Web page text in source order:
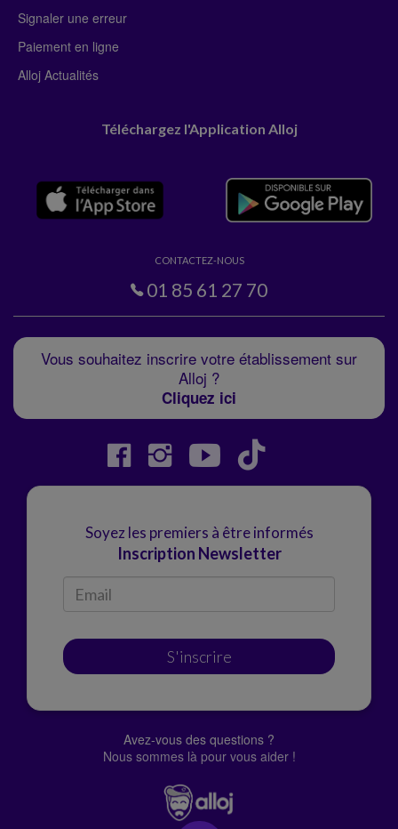
Signaler une erreur
Paiement en ligne
Alloj Actualités
Téléchargez l'Application Alloj
CONTACTEZ-NOUS
01 85 61 27 70
Vous souhaitez inscrire votre établissement sur
Alloj ?
Cliquez ici
Soyez les premiers à être informés
Inscription Newsletter
S'inscrire
Avez-vous des questions ?
Nous sommes là pour vous aider !